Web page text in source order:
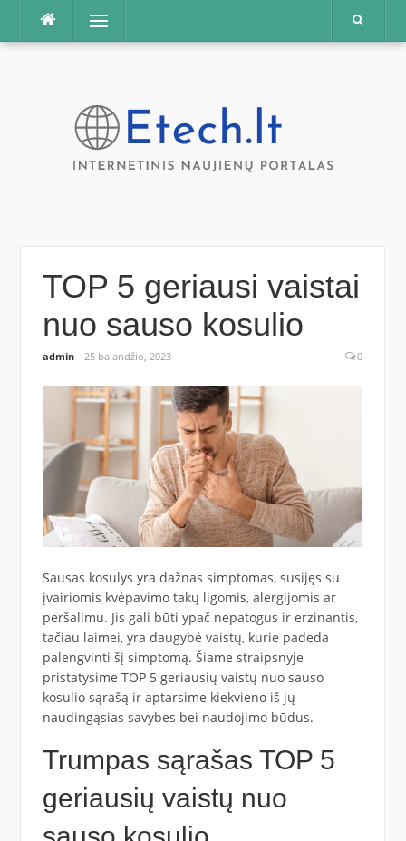
Praleisti
Meniu
TOP 5 geriausi vaistai
nuo sauso kosulio
admin 25 balandžio, 2023 0
Sausas kosulys yra dažnas simptomas, susijęs su
įvairiomis kvėpavimo takų ligomis, alergijomis ar
peršalimu. Jis gali būti ypač nepatogus ir erzinantis,
tačiau laimei, yra daugybė vaistų, kurie padeda
palengvinti šį simptomą. Šiame straipsnyje
pristatysime TOP 5 geriausių vaistų nuo sauso
kosulio sąrašą ir aptarsime kiekvieno iš jų
naudingąsias savybes bei naudojimo būdus.
Trumpas sąrašas TOP 5
geriausių vaistų nuo